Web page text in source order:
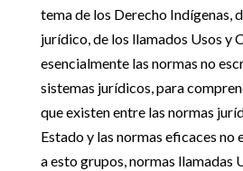
tema de los Derecho Indígenas,
jurídico, de los llamados Usos y
esencialmente las normas no
sistemas jurídicos, para
que existen entre las normas
Estado y las normas eficaces no
a esto grupos, normas llamadas